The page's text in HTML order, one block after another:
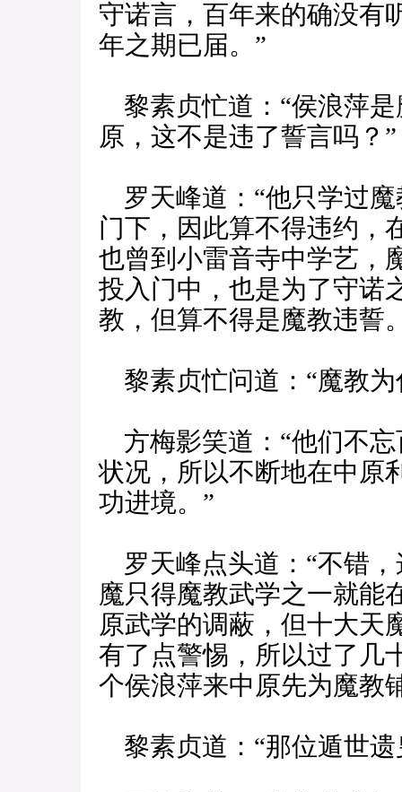
守诺言，百年来的确没有
年之期已届。”
黎素贞忙道：“侯浪萍
原，这不是违了誓言吗？”
罗天峰道：“他只学过
门下，因此算不得违约，
也曾到小雷音寺中学艺，
投入门中，也是为了守诺
教，但算不得是魔教违誓
黎素贞忙问道：“魔教为
方梅影笑道：“他们不
状况，所以不断地在中原
功进境。”
罗天峰点头道：“不错
魔只得魔教武学之一就能
原武学的调蔽，但十大天
有了点警惕，所以过了几
个侯浪萍来中原先为魔教
黎素贞道：“那位遁世